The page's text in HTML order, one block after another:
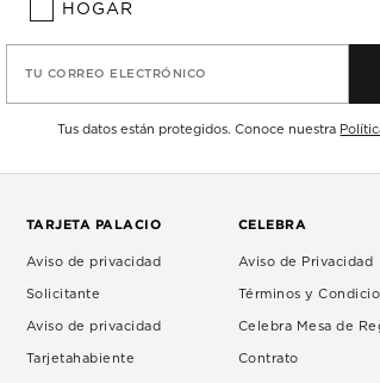
HOGAR
TU CORREO ELECTRÓNICO
Tus datos están protegidos. Conoce nuestra
TARJETA PALACIO
Aviso de privacidad
Solicitante
Aviso de privacidad
Tarjetahabiente
CELEBRA
Aviso de Privacidad
Términos y
Celebra Mesa de
Contrato